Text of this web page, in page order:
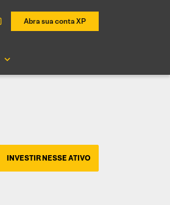
Abra sua conta XP
INVESTIR NESSE ATIVO